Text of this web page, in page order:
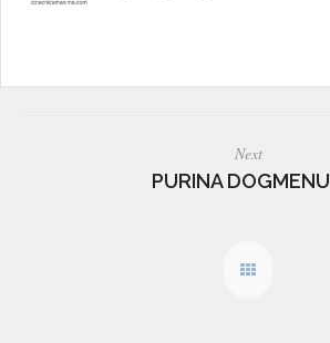
Next
PURINA DOGMENU